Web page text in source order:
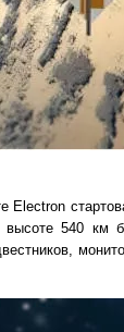
Electron
высоте 540 км